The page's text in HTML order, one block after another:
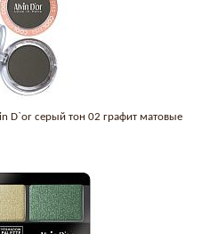
D`or серый тон 02 графит матовые